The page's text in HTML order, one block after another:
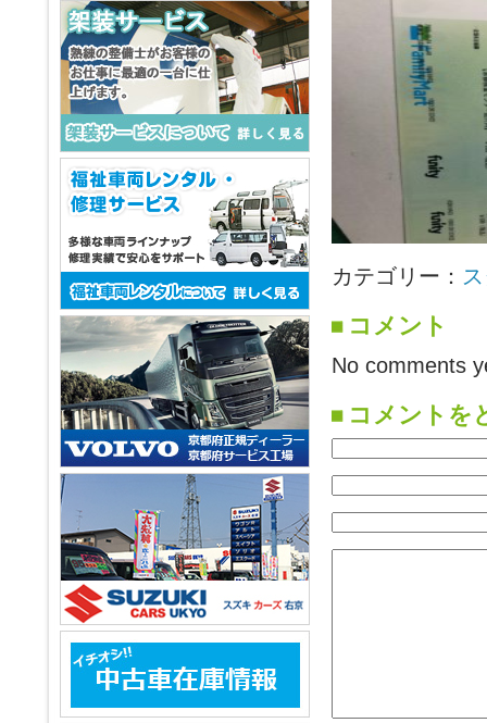
カテゴリー：
コメント
No comments
コメントを